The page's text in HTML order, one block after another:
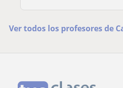
Ver todos los profesores de